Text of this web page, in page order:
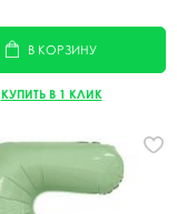
В КОРЗИНУ
КУПИТЬ В 1 КЛИК